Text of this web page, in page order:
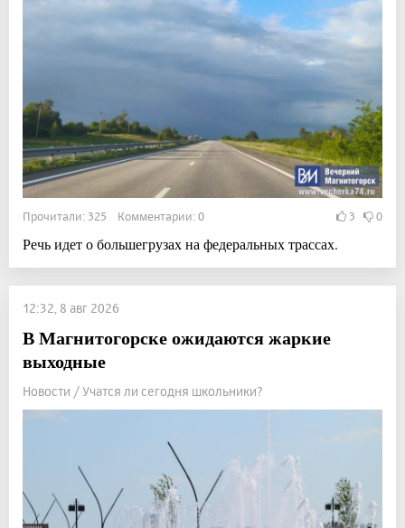
Прочитали: 325 Комментарии: 0 3 0
Речь идет о большегрузах на федеральных трассах.
12:32, 8 авг 2026
В Магнитогорске ожидаются жаркие
выходные
Новости / Учатся ли сегодня школьники?